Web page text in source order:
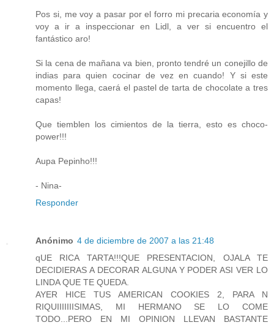
Pos si, me voy a pasar por el forro mi precaria economía y
voy a ir a inspeccionar en Lidl, a ver si encuentro el
fantástico aro!
Si la cena de mañana va bien, pronto tendré un conejillo de
indias para quien cocinar de vez en cuando! Y si este
momento llega, caerá el pastel de tarta de chocolate a tres
capas!
Que tiemblen los cimientos de la tierra, esto es choco-
power!!!
Aupa Pepinho!!!
- Nina-
Responder
Anónimo 4 de diciembre de 2007 a las 21:48
qUE RICA TARTA!!!QUE PRESENTACION, OJALA TE
DECIDIERAS A DECORAR ALGUNA Y PODER ASI VER LO
LINDA QUE TE QUEDA.
AYER HICE TUS AMERICAN COOKIES 2, PARA N
RIQUIIIIIIISIMAS, MI HERMANO SE LO COME
TODO...PERO EN MI OPINION LLEVAN BASTANTE